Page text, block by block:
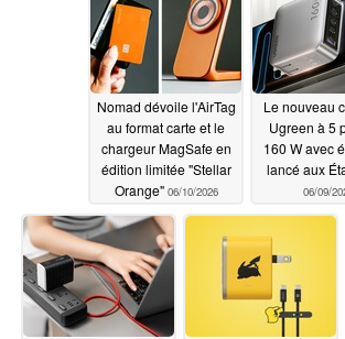
06/17/2026
Nomad dévoile l'AirTag
au format carte et le
chargeur MagSafe en
édition limitée "Stellar
Orange" 06/10/2026
Le nouveau
Ugreen à 5
160 W avec
lancé aux
06/09/